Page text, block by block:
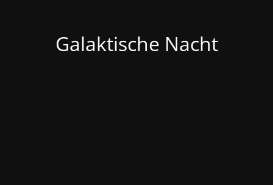
Galaktische Nacht